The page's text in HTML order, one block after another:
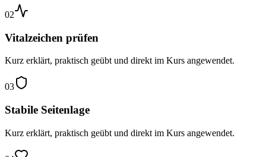
02
Vitalzeichen prüfen
Kurz erklärt, praktisch geübt und direkt im Kurs angewendet.
03
Stabile Seitenlage
Kurz erklärt, praktisch geübt und direkt im Kurs angewendet.